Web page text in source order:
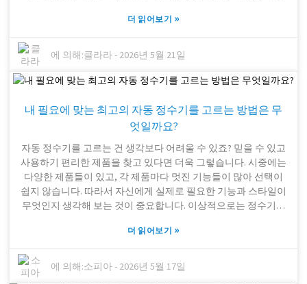
어(PUR) 같은 브랜드는 오랜 기간 동안 품질을 입증해 왔고, 소비
질을 제거하는 것은 아니라는 점을 기억해야 합니다. 예를 들어,
활성탄 필터는 염소 제거에는 효과적이지만 중금속 제거에는 한
계가 있을 수 있습니다. 이럴 때 역삼투압 필터가 빛을 발합니다.
휘합니다. 물론 모든 필터가 모든 가정에 적합한 것은 아닙니다.
예산, 지역 수질, 그리고 개인적인 선호도 등을 고려해야 합니다.
해를 보는 경우가 있습니다. 이번 정수기 비교에서는 잠재적인
문제점과 주의해야 할 핵심 사항들을 살펴보고, 고민 없이 집에
딱 맞는 정수기를 고를 수 있도록 도와드리겠습니다.
더 읽어보기 »
에 의해:클라라- 2026년 5월 21일
내 필요에 맞는 최고의 자동 정수기를 고르는 방법은 무
엇일까요?
자동 정수기를 고르는 건 생각보다 어려울 수 있죠? 믿을 수 있고
사용하기 편리한 제품을 찾고 있다면 더욱 그렇습니다. 시중에는
다양한 제품들이 있고, 각 제품마다 멋진 기능들이 많아 선택이
쉽지 않습니다. 따라서 자신에게 실제로 필요한 기능과 스타일이
무엇인지 생각해 보는 것이 중요합니다. 이상적으로는 정수기가
량과 디자인을 꼼꼼히 살펴보세요. 세련되고 모던한 디자인을 선
좋습니다. 중국산 자동 비누 디스펜서나 터치리스 자동 비누 디
스펜서는 주방이나 사무실 분위기를 한층 고급스럽게 만들어 줄
더 읽어보기 »
에 의해:소피아- 2026년 5월 17일